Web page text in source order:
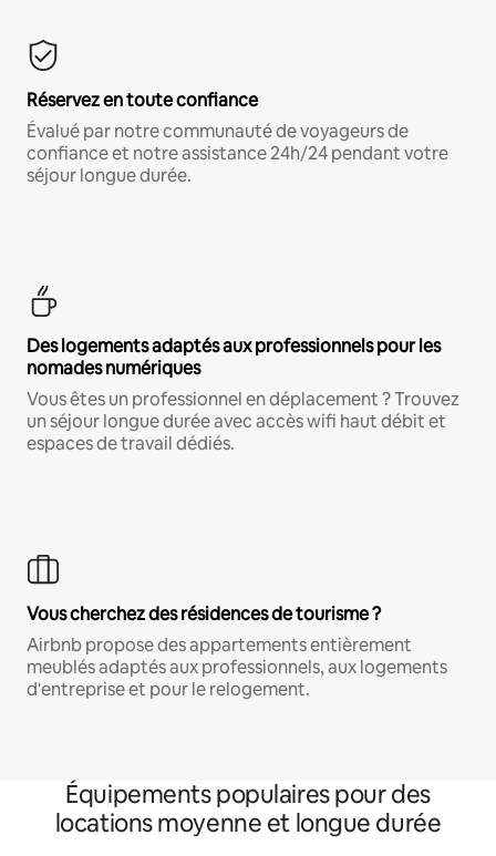
Réservez en toute confiance
Évalué par notre communauté de voyageurs de
confiance et notre assistance 24h/24 pendant votre
séjour longue durée.
Des logements adaptés aux professionnels pour les
nomades numériques
Vous êtes un professionnel en déplacement ? Trouvez
un séjour longue durée avec accès wifi haut débit et
espaces de travail dédiés.
Vous cherchez des résidences de tourisme ?
Airbnb propose des appartements entièrement
meublés adaptés aux professionnels, aux logements
d'entreprise et pour le relogement.
Équipements populaires pour des
locations moyenne et longue durée